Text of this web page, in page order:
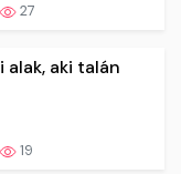
27
aki talán
19